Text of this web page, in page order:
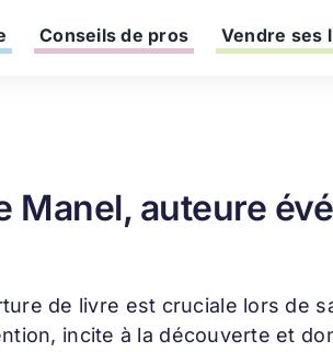
Conseils de pros Vendre ses
Manel, auteure
de livre est cruciale lors de
incite à la découverte et